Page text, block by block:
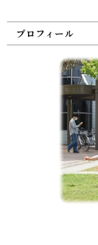
プロフィール